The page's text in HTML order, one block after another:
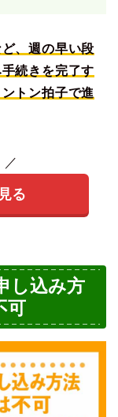
、週の早い段
続きを完了す
トン拍子で進
／
る
し込み方
可